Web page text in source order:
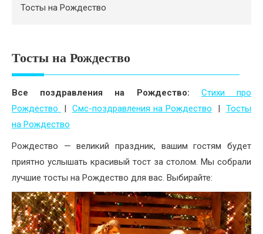
Психология
Свадьба
Дом
Жизнь
Хобби
Недвижимость
Тосты на Рождество
Тосты на Рождество
Все поздравления на Рождество:
Стихи про
Рождество
| Смс-поздравления на Рождество | Тосты
на Рождество
Рождество — великий праздник, вашим гостям будет
приятно услышать красивый тост за столом. Мы собрали
лучшие тосты на Рождество для вас. Выбирайте: